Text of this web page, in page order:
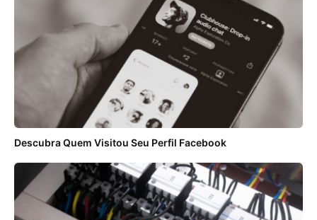
Descubra Quem Visitou Seu Perfil Facebook